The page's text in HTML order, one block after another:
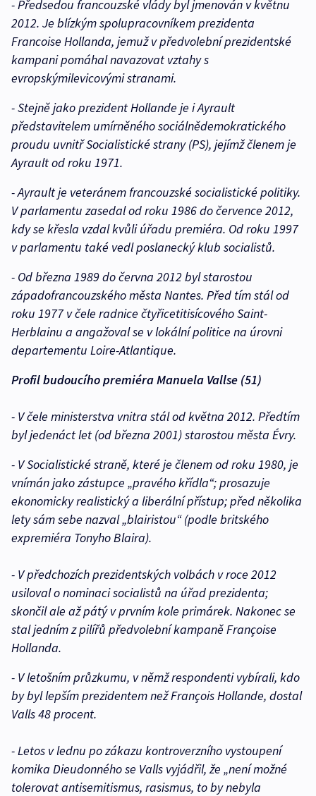
- Předsedou francouzské vlády byl jmenován v květnu
2012. Je blízkým spolupracovníkem prezidenta
Francoise Hollanda, jemuž v předvolební prezidentské
kampani pomáhal navazovat vztahy s
evropskýmilevicovými stranami.
- Stejně jako prezident Hollande je i Ayrault
představitelem umírněného sociálnědemokratického
proudu uvnitř Socialistické strany (PS), jejímž členem je
Ayrault od roku 1971.
- Ayrault je veteránem francouzské socialistické politiky.
V parlamentu zasedal od roku 1986 do července 2012,
kdy se křesla vzdal kvůli úřadu premiéra. Od roku 1997
v parlamentu také vedl poslanecký klub socialistů.
- Od března 1989 do června 2012 byl starostou
západofrancouzského města Nantes. Před tím stál od
roku 1977 v čele radnice čtyřicetitisícového Saint-
Herblainu a angažoval se v lokální politice na úrovni
departementu Loire-Atlantique.
Profil budoucího premiéra Manuela Vallse (51)
- V čele ministerstva vnitra stál od května 2012. Předtím
byl jedenáct let (od března 2001) starostou města Évry.
- V Socialistické straně, které je členem od roku 1980, je
vnímán jako zástupce „pravého křídla“; prosazuje
ekonomicky realistický a liberální přístup; před několika
lety sám sebe nazval „blairistou“ (podle britského
expremiéra Tonyho Blaira).
- V předchozích prezidentských volbách v roce 2012
usiloval o nominaci socialistů na úřad prezidenta;
skončil ale až pátý v prvním kole primárek. Nakonec se
stal jedním z pilířů předvolební kampaně Françoise
Hollanda.
- V letošním průzkumu, v němž respondenti vybírali, kdo
by byl lepším prezidentem než François Hollande, dostal
Valls 48 procent.
- Letos v lednu po zákazu kontroverzního vystoupení
komika Dieudonného se Valls vyjádřil, že „není možné
tolerovat antisemitismus, rasismus, to by nebyla